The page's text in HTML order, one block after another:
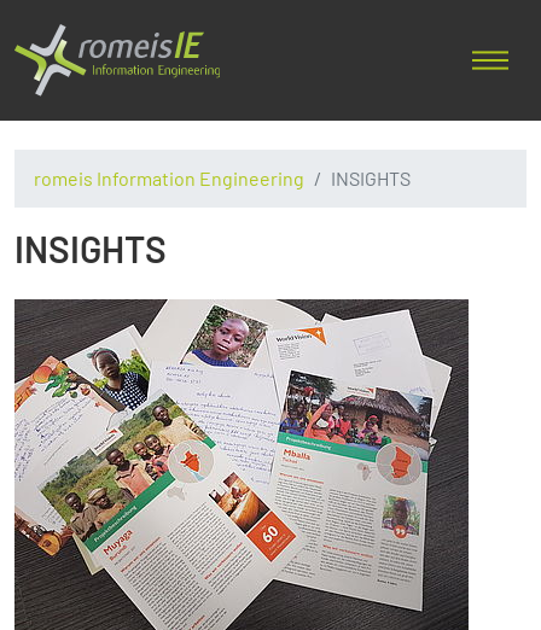
romeis Information Engineering INSIGHTS
INSIGHTS